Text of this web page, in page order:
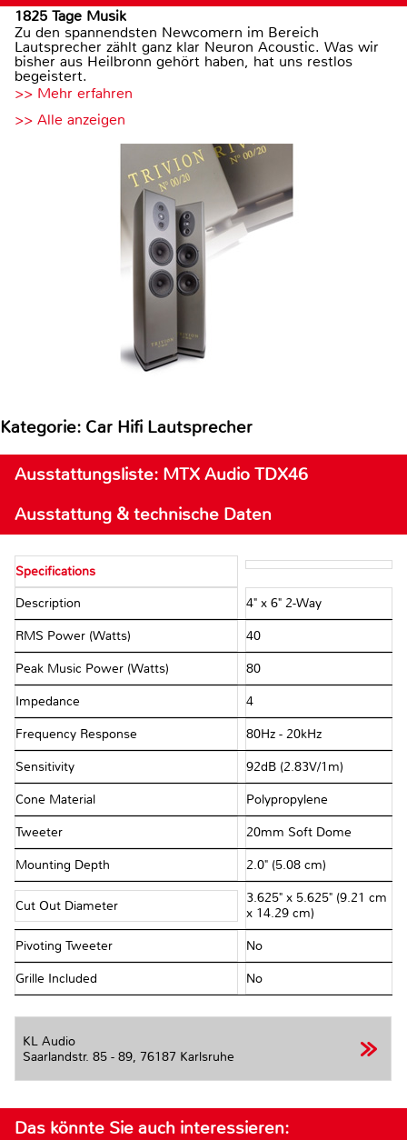
1825 Tage Musik
Zu den spannendsten Newcomern im Bereich
Lautsprecher zählt ganz klar Neuron Acoustic. Was wir
bisher aus Heilbronn gehört haben, hat uns restlos
begeistert.
>> Mehr erfahren
>> Alle anzeigen
Kategorie: Car Hifi Lautsprecher
Ausstattungsliste: MTX Audio TDX46
Ausstattung & technische Daten
Specifications
Description 4" x 6" 2-Way
RMS Power (Watts) 40
Peak Music Power (Watts) 80
Impedance 4Ω
Frequency Response 80Hz - 20kHz
Sensitivity 92dB (2.83V/1m)
Cone Material Polypropylene
Tweeter 20mm Soft Dome
Mounting Depth 2.0" (5.08 cm)
Cut Out Diameter
3.625" x 5.625" (9.21 cm
x 14.29 cm)
Pivoting Tweeter No
Grille Included No
KL Audio
Saarlandstr. 85 - 89, 76187 Karlsruhe
Das könnte Sie auch interessieren: